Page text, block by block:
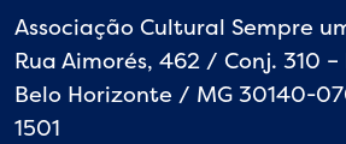
Associação Cultural Sempre
Rua Aimorés, 462 / Conj. 310
Belo Horizonte / MG 30140-
1501